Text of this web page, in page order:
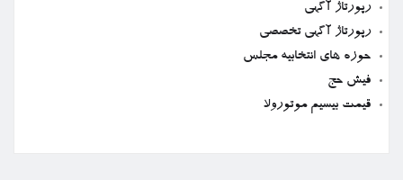
رپورتاژ آگهی
رپورتاژ آگهی تخصصی
حوزه های انتخابیه مجلس
فیش حج
قیمت بیسیم موتورولا